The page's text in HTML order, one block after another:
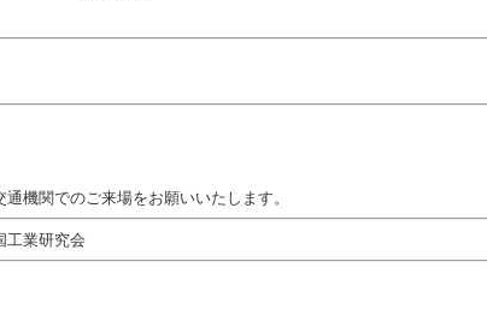
関でのご来場をお願いいたします。
工業研究会